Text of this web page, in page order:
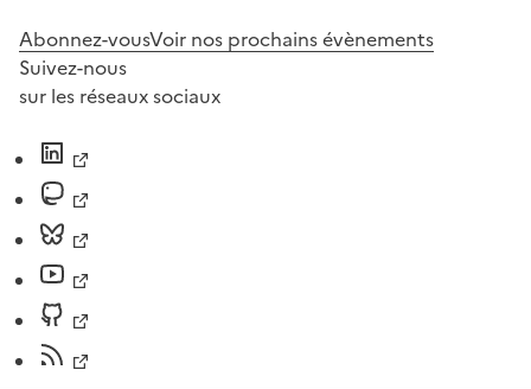
Abonnez-vousVoir nos prochains évènements
Suivez-nous
sur les réseaux sociaux